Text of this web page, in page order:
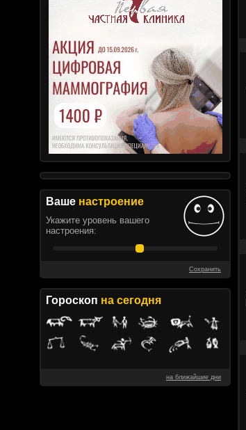
Ваше настроение
Укажите уровень вашего
настроения:
Сохранить
Гороскоп на сегодня
на ближайшие дни